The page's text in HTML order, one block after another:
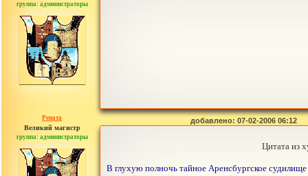
группа: администраторы
сообщений: 30442
Рената
Великий магистр
группа: администраторы
сообщений: 30442
добавлено: 07-02-2006 06:12
Цитата из
В глухую полночь тайное Аренсбургское